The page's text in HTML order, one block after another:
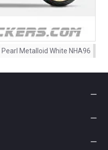
Pearl Metalloid White NHA96